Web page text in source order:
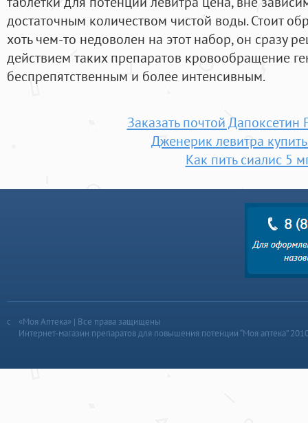
достаточным количеством чистой воды. Стоит
хоть чем-то недоволен на этот набор, он сразу
действием таких препаратов кровообращение
беспрепятственным и более интенсивным.
Заказать почтой Дапоксетин
Дженерик левитра
Как пить сиалис 5
«Моя Аптека» | Все права защищены
Интернет-магазин препаратов для повышения потенции “Моя аптека”